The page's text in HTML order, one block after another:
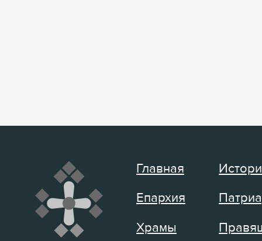
Главная
Епархия
Храмы